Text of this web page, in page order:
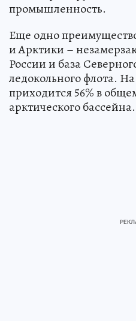
промышленность.
Еще одно
и Арктики –
России и база
ледокольного флота.
приходится 56% в
арктического бассейна.